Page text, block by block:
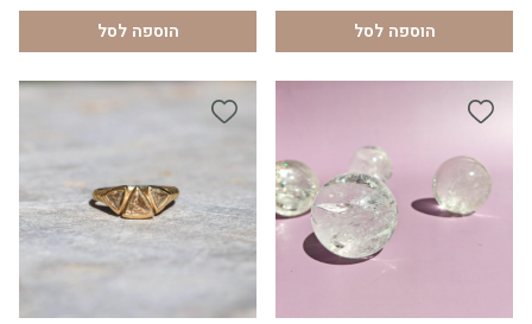
הוספה לסל הוספה לסל